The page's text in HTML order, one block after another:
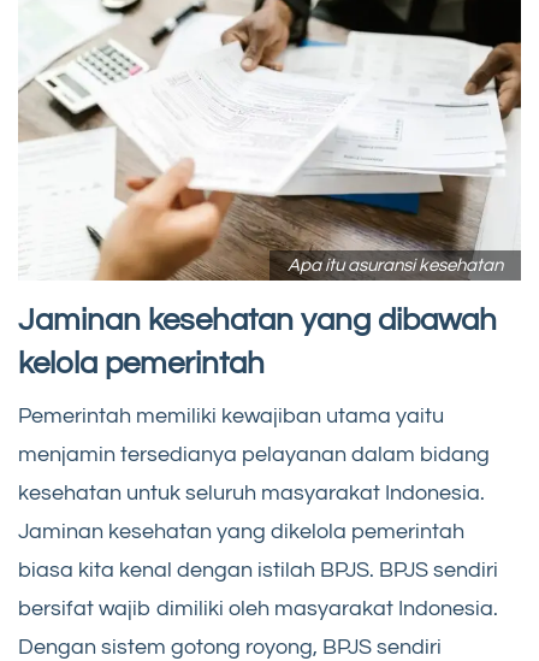
Apa itu asuransi kesehatan
Jaminan kesehatan yang dibawah
kelola pemerintah
Pemerintah memiliki kewajiban utama yaitu
menjamin tersedianya pelayanan dalam bidang
kesehatan untuk seluruh masyarakat Indonesia.
Jaminan kesehatan yang dikelola pemerintah
biasa kita kenal dengan istilah BPJS. BPJS sendiri
bersifat wajib dimiliki oleh masyarakat Indonesia.
Dengan sistem gotong royong, BPJS sendiri